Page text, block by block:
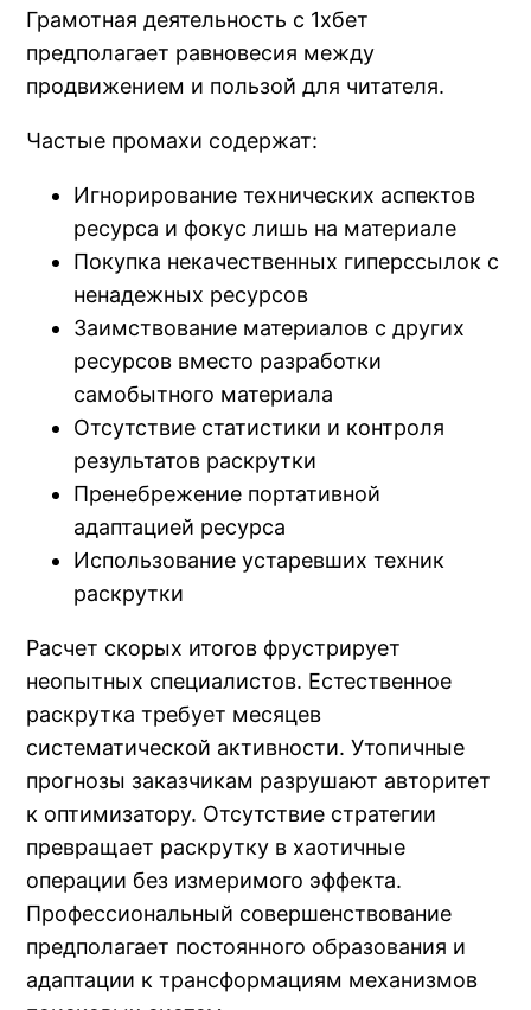
Грамотная деятельность с 1хбет
предполагает равновесия между
продвижением и пользой для читателя.
Частые промахи содержат:
Игнорирование технических аспектов
ресурса и фокус лишь на материале
Покупка некачественных гиперссылок с
ненадежных ресурсов
Заимствование материалов с других
ресурсов вместо разработки
самобытного материала
Отсутствие статистики и контроля
результатов раскрутки
Пренебрежение портативной
адаптацией ресурса
Использование устаревших техник
раскрутки
Расчет скорых итогов фрустрирует
неопытных специалистов. Естественное
раскрутка требует месяцев
систематической активности. Утопичные
прогнозы заказчикам разрушают авторитет
к оптимизатору. Отсутствие стратегии
превращает раскрутку в хаотичные
операции без измеримого эффекта.
Профессиональный совершенствование
предполагает постоянного образования и
адаптации к трансформациям механизмов